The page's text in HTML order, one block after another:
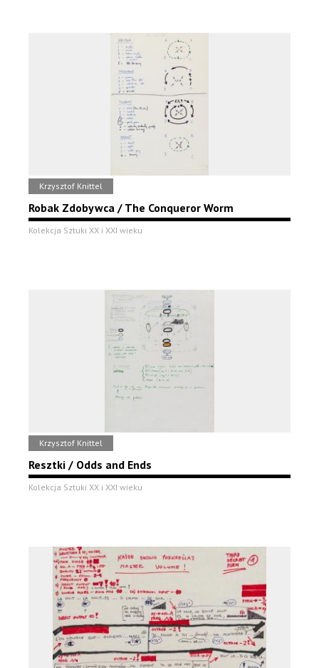
Krzysztof Knittel
Robak Zdobywca / The Conqueror Worm
Kolekcja Sztuki XX i XXI wieku
Krzysztof Knittel
Resztki / Odds and Ends
Kolekcja Sztuki XX i XXI wieku